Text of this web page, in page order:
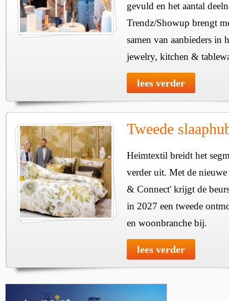
gevuld en het aantal
Trendz/Showup brengt
samen van aanbieders in
jewelry, kitchen &
lees verder
Tweede
Heimtextil breidt het
verder uit. Met de
& Connect' krijgt de
in 2027 een tweede
en woonbranche bij.
lees verder